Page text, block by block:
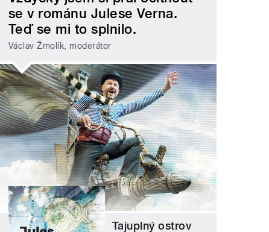
se v románu Julese Verna.
Teď se mi to splnilo.
Václav Žmolík, moderátor
Tajuplný ostrov